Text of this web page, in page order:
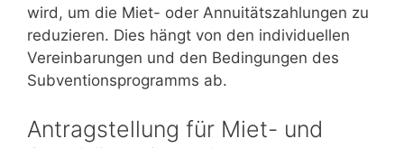
wird, um die Miet- oder Annuitätszahlungen zu
reduzieren. Dies hängt von den individuellen
Vereinbarungen und den Bedingungen des
Subventionsprogramms ab.
Antragstellung für Miet- und